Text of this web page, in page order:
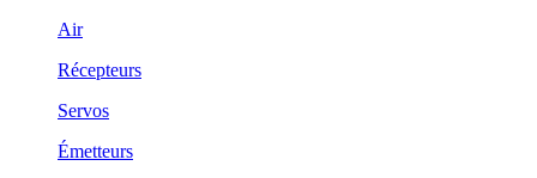
Air
Récepteurs
Servos
Émetteurs